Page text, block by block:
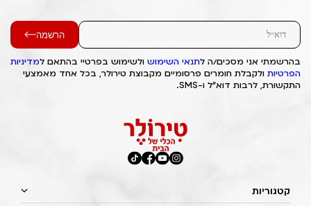
הרשמה
בהרשמתי אני מסכים/ה לתנאי השימוש ולשימוש בפרטיי בהתאם למדיניות
הפרטיות ולקבלת חומרים פרסומיים מקבוצת טירולר, בכל אחד מאמצעי
התקשורת, לרבות דוא"ל ו-SMS.
קטגוריות